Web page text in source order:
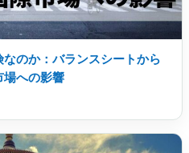
のか：バランスシートから
場への影響